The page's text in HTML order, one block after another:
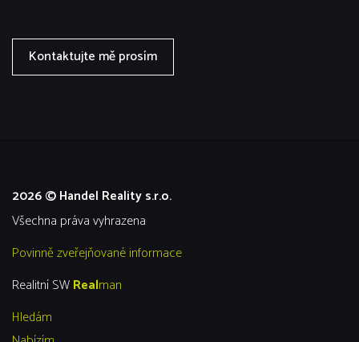
Kontaktujte mě prosím
2026 © Handel Reality s.r.o.
všechna práva vyhrazena
Povinně zveřejňované informace
Realitní SWRealman
Hledám